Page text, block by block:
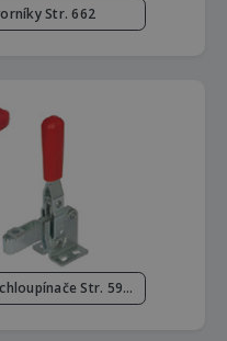
Str. 662
Hákové rýchloupínače a rýchloupínače Str. 592 - 594